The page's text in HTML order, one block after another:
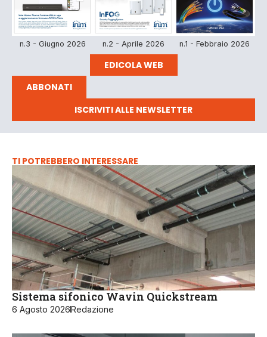
n.3 - Giugno 2026 n.2 - Aprile 2026 n.1 - Febbraio 2026
EDICOLA WEB
ABBONATI
ISCRIVITI ALLE NEWSLETTER
TI POTREBBERO INTERESSARE
Sistema sifonico Wavin Quickstream
6 Agosto 2026Redazione